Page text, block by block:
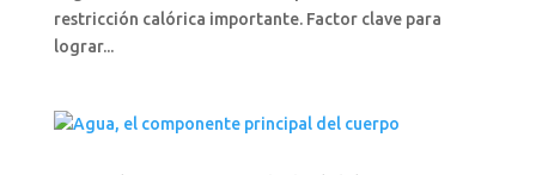
restricción calórica importante. Factor clave para
lograr...